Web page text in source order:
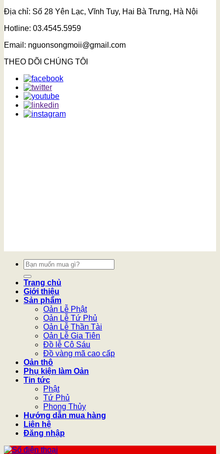
Địa chỉ: Số 28 Yên Lạc, Vĩnh Tuy, Hai Bà Trưng, Hà Nội
Hotline: 03.4545.5959
Email: nguonsongmoii@gmail.com
THEO DÕI CHÚNG TÔI
Tìm
kiếm:
Trang chủ
Giới thiệu
Sản phẩm
Oản Lễ Phật
Oản Lễ Tứ Phủ
Oản Lễ Thần Tài
Oản Lễ Gia Tiên
Đồ lễ Cô Sáu
Đồ vàng mã cao cấp
Oản thô
Phụ kiện làm Oản
Tin tức
Phật
Tứ Phủ
Phong Thủy
Hướng dẫn mua hàng
Liên hệ
Đăng nhập